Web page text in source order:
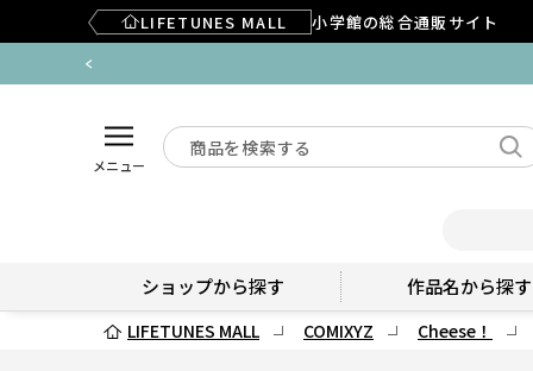
LIFETUNES MALL 小学館の総合通販サイト
メニュー
ショップから探す 作品名から探す
LIFETUNES MALL COMIXYZ Cheese！